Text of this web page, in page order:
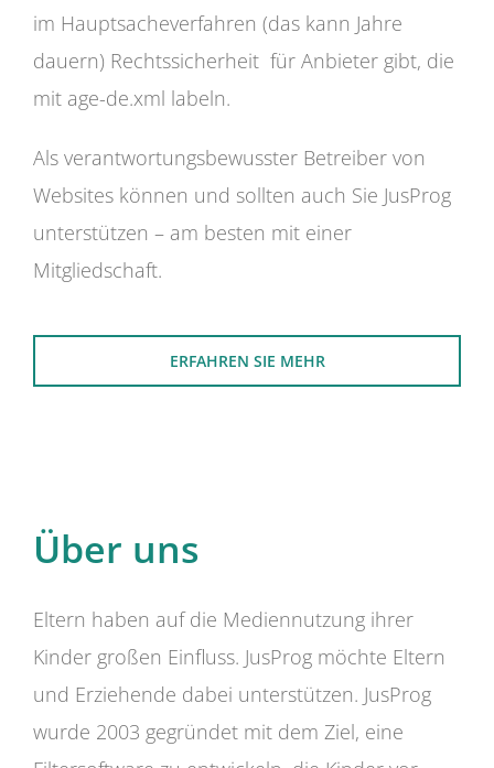
im Hauptsacheverfahren (das kann Jahre
dauern) Rechtssicherheit für Anbieter gibt, die
mit age-de.xml labeln.
Als verantwortungsbewusster Betreiber von
Websites können und sollten auch Sie JusProg
unterstützen – am besten mit einer
Mitgliedschaft.
ERFAHREN SIE MEHR
Über uns
Eltern haben auf die Mediennutzung ihrer
Kinder großen Einfluss. JusProg möchte Eltern
und Erziehende dabei unterstützen. JusProg
wurde 2003 gegründet mit dem Ziel, eine